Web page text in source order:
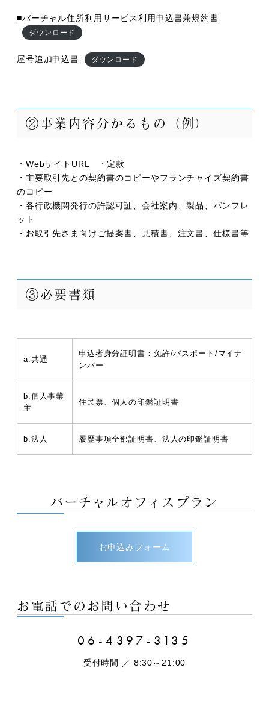
■バーチャル住所利用サービス利用申込書兼規約書
ダウンロード
屋号追加申込書 ダウンロード
②事業内容分かるもの（例）
・WebサイトURL ・定款
・主要取引先との契約書のコピーやフランチャイズ契約書
のコピー
・各行政機関発行の許認可証、会社案内、製品、パンフレ
ット
・お取引先さま向けご提案書、見積書、注文書、仕様書等
③必要書類
a.共通
申込者身分証明書：免許/パスポート/マイナ
ンバー
b.個人事業
主
住民票、個人の印鑑証明書
b.法人 履歴事項全部証明書、法人の印鑑証明書
バーチャルオフィスプラン
お申込みフォーム
お電話でのお問い合わせ
06-4397-3135
受付時間 ／ 8:30～21:00